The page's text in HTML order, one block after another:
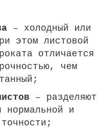
– холодный или
этом листовой
отличается
чем
– разделяют
нормальной и